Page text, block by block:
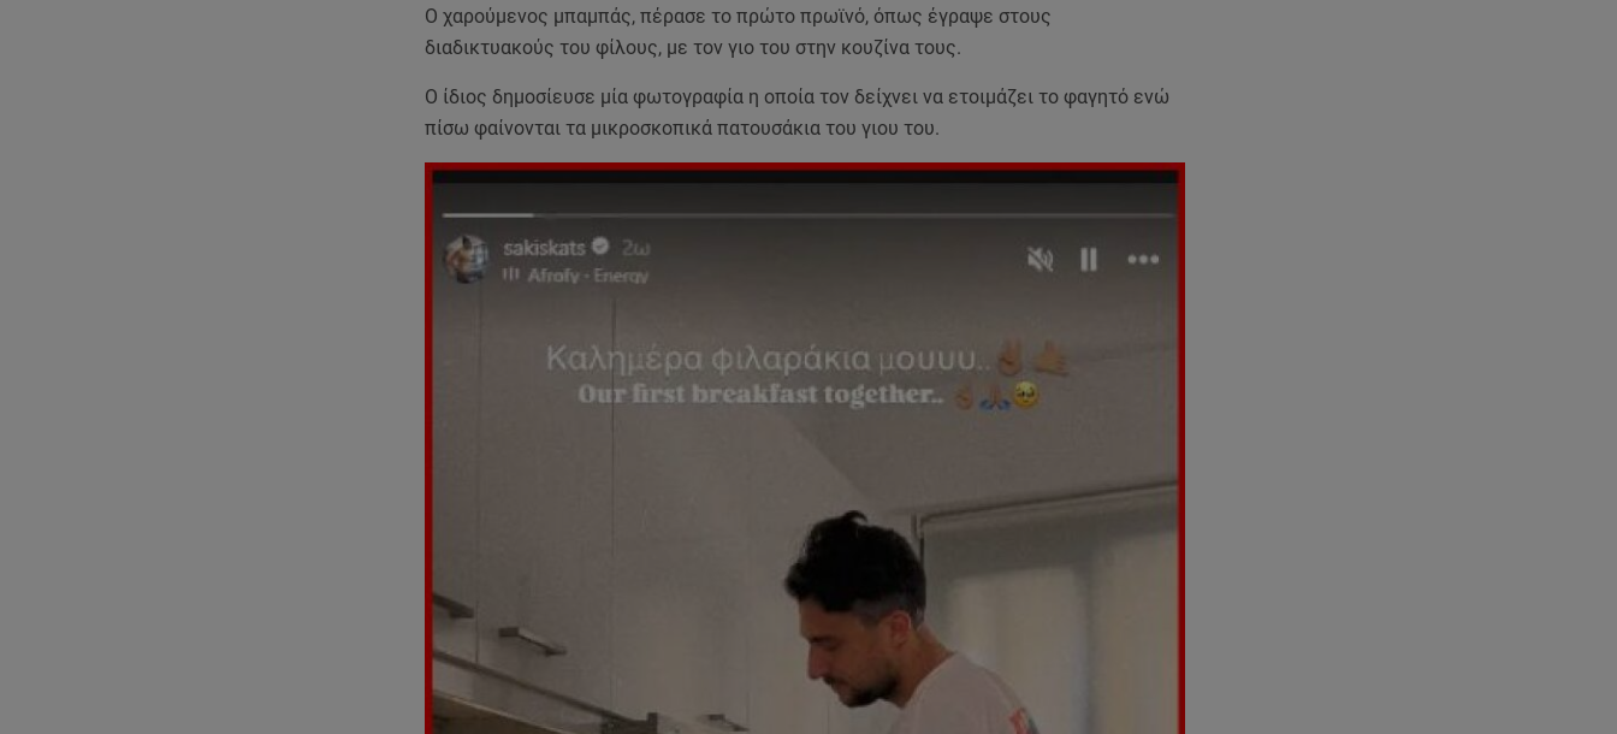
Ο χαρούμενος μπαμπάς, πέρασε το πρώτο πρωϊνό, όπως έγραψε στους
διαδικτυακούς του φίλους, με τον γιο του στην κουζίνα τους.
Ο ίδιος δημοσίευσε μία φωτογραφία η οποία τον δείχνει να ετοιμάζει το φαγητό ενώ
πίσω φαίνονται τα μικροσκοπικά πατουσάκια του γιου του.